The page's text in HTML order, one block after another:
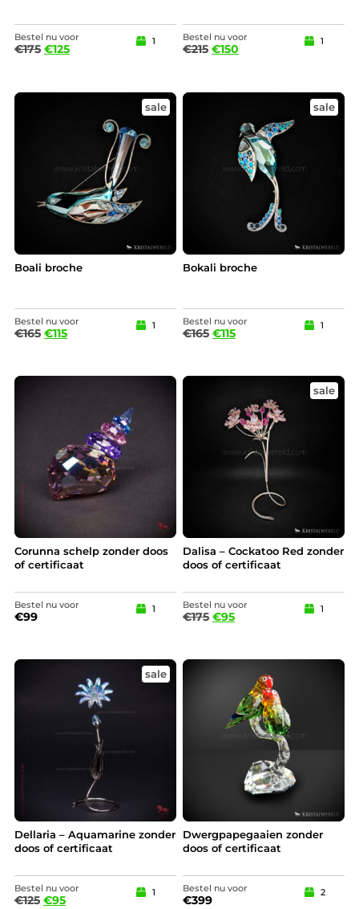
Bestel nu voor
€175 €125
1 Bestel nu voor
€215 €150
1
sale
Boali broche
Bestel nu voor
€165 €115
1
sale
Bokali broche
Bestel nu voor
€165 €115
1
Corunna schelp zonder doos
of certificaat
Bestel nu voor
€99
1
sale
Dalisa – Cockatoo Red zonder
doos of certificaat
Bestel nu voor
€175 €95
1
sale
Dellaria – Aquamarine zonder
doos of certificaat
Bestel nu voor
€125 €95
1
Dwergpapegaaien zonder
doos of certificaat
Bestel nu voor
€399
2